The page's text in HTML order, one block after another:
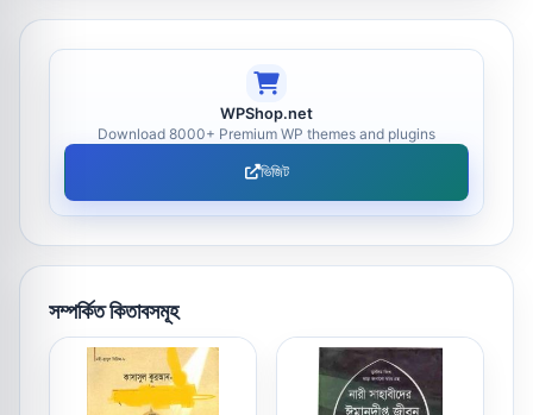
WPShop.net
Download 8000+ Premium WP themes and plugins
ভিজিট
সম্পর্কিত কিতাবসমূহ